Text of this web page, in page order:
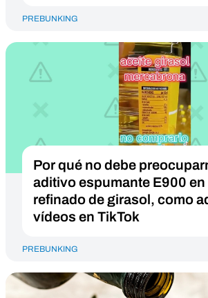
PREBUNKING
Por qué no debe
aditivo espumante E900 en
refinado de girasol, como
vídeos en TikTok
PREBUNKING